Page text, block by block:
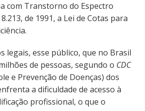
com Transtorno do Espectro
de 1991, a Lei de Cotas para
legais, esse público, que no Brasil
de pessoas, segundo o CDC
e Prevenção de Doenças) dos
a dificuldade de acesso à
profissional, o que o